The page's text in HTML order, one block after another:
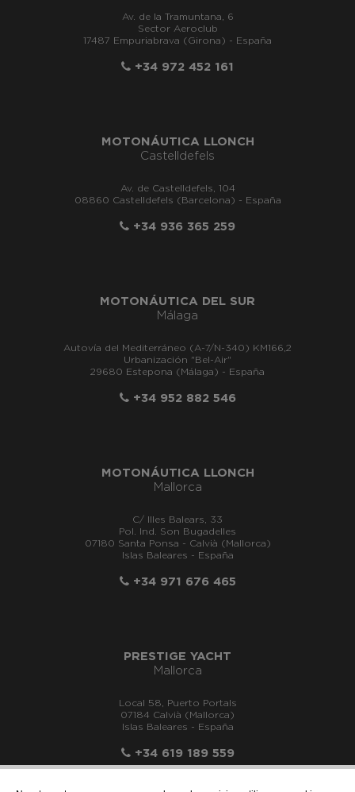
Av. de la Tramuntana, 6
Sector Aeroclub
17487 Empuriabrava (Girona) - España
+34 972 452 161
MOTONÁUTICA LLONCH
Castelldefels
Av. de Castelldefels, 104
08860 Castelldefels (Barcelona) - España
+34 936 365 259
MOTONÁUTICA DEL SUR
Málaga
Autovía del Mediterráneo (A-7/N-340) KM166,2
Urbanización "Bel-Air"
29680 Estepona (Málaga) - España
+34 952 882 546
MOTONÁUTICA LLONCH
Mallorca
C/ Illes Balears, 33
Pol. Ind. Son Bugadelles
07180 Santa Ponsa - Calvià (Mallorca)
Islas Baleares - España
+34 971 676 465
PRESTIGE YACHT
Mallorca
Local 58, Puerto Portals
07184 Calvià (Mallorca)
Islas Baleares - España
+34 619 189 559